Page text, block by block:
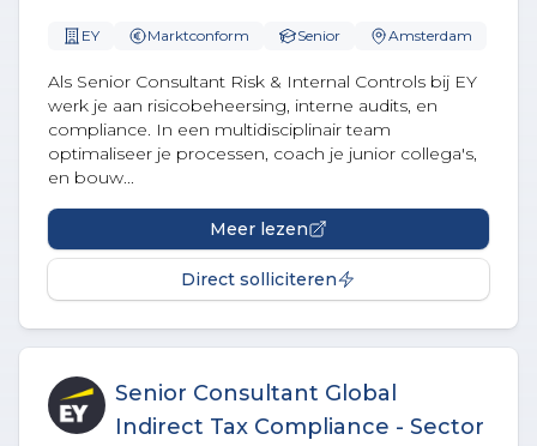
EY Marktconform Senior Amsterdam
Als Senior Consultant Risk & Internal Controls bij EY
werk je aan risicobeheersing, interne audits, en
compliance. In een multidisciplinair team
optimaliseer je processen, coach je junior collega's,
en bouw...
Meer lezen
Direct solliciteren
Senior Consultant Global
Indirect Tax Compliance - Sector